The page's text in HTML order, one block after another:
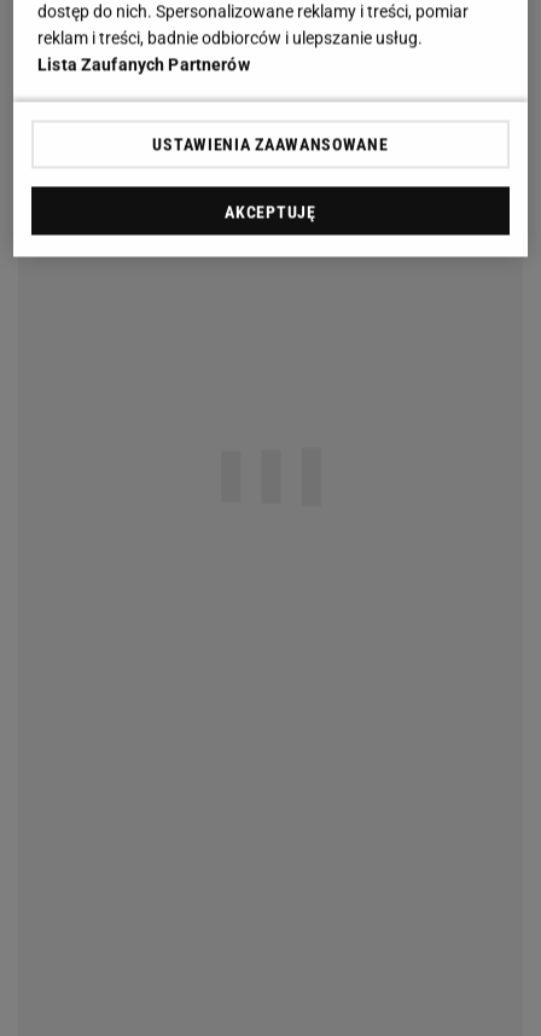
dostęp do nich. Spersonalizowane reklamy i treści, pomiar
reklam i treści, badnie odbiorców i ulepszanie usług.
Lista Zaufanych Partnerów
USTAWIENIA ZAAWANSOWANE
AKCEPTUJĘ